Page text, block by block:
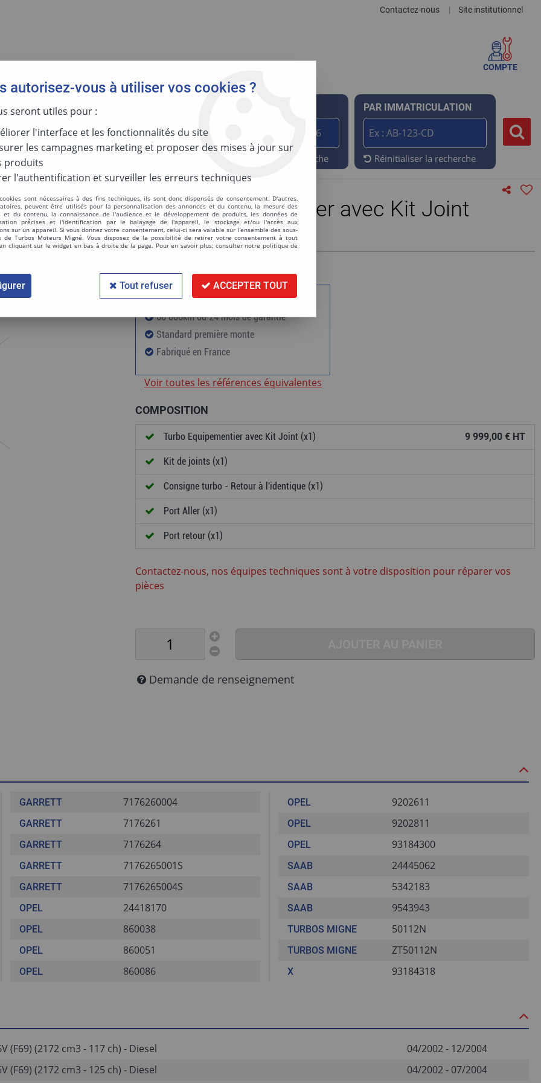
Contactez-nous | Site institutionnel
COMPTE
MOTORISATION
Réinitialiser la recherche
PAR IMMATRICULATION
Réinitialiser la recherche
Turbo Equipementier avec Kit Joint
50112N
60 000km ou 24 mois de garantie
Standard première monte
Fabriqué en France
Voir toutes les références équivalentes
COMPOSITION
Turbo Equipementier avec Kit Joint (x1) 9 999,00 € HT
Kit de joints (x1)
Consigne turbo - Retour à l'identique (x1)
Port Aller (x1)
Port retour (x1)
Contactez-nous, nos équipes techniques sont à votre disposition pour réparer vos
pièces
Demande de renseignement
GARRETT 7176260004
GARRETT 7176261
GARRETT 7176264
GARRETT 7176265001S
GARRETT 7176265004S
OPEL 24418170
OPEL 860038
OPEL 860051
OPEL 860086
OPEL 9202611
OPEL 9202811
OPEL 93184300
SAAB 24445062
SAAB 5342183
SAAB 9543943
TURBOS MIGNE 50112N
TURBOS MIGNE ZT50112N
X 93184318
(F69) (2172 cm3 - 117 ch) - Diesel
04/2002 - 12/2004
(F69) (2172 cm3 - 125 ch) - Diesel
04/2002 - 07/2004
autorisez-vous à utiliser vos cookies ?
seront utiles pour :
l'interface et les fonctionnalités du site
les campagnes marketing et proposer des mises à jour sur
produits
l'authentification et surveiller les erreurs techniques
sont nécessaires à des fins techniques, ils sont donc dispensés de consentement. D'autres,
peuvent être utilisés pour la personnalisation des annonces et du contenu, la mesure des
et du contenu, la connaissance de l'audience et le développement de produits, les données de
précises et l'identification par le balayage de l'appareil, le stockage et/ou l'accès aux
sur un appareil. Si vous donnez votre consentement, celui-ci sera valable sur l’ensemble des sous-
de Turbos Moteurs Migné. Vous disposez de la possibilité de retirer votre consentement à tout
cliquant sur le widget en bas à droite de la page. Pour en savoir plus, consulter notre politique de
Tout refuser ACCEPTER TOUT